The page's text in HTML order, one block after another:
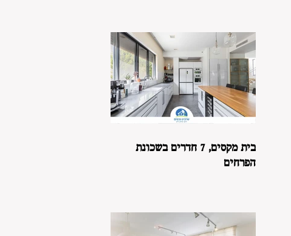
בית מקסים, 7 חדרים בשכונת
הפרחים